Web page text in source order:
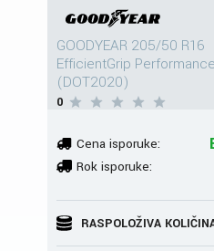
GOODYEAR 205/50 R16
EfficientGrip
(DOT2020)
0
Cena isporuke:
Rok isporuke:
RASPOLOŽIVA